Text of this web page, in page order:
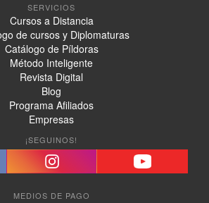
SERVICIOS
Cursos a Distancia
de cursos y Diplomaturas
Catálogo de Píldoras
Método Inteligente
Revista Digital
Blog
Programa Afiliados
Empresas
¡SEGUINOS!
MEDIOS DE PAGO